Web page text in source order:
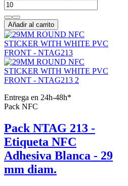
Añadir al carrito
Entrega en 24h-48h*
Pack NFC
Pack NTAG 213 -
Etiqueta NFC
Adhesiva Blanca - 29
mm diam.